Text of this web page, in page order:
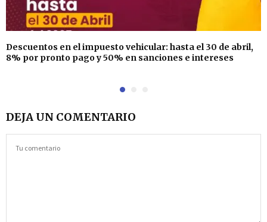
Descuentos en el impuesto vehicular: hasta el 30 de abril,
8% por pronto pago y 50% en sanciones e intereses
DEJA UN COMENTARIO